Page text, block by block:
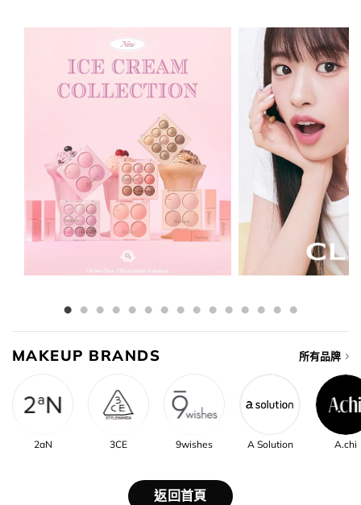
MAKEUP BRANDS 所有品牌
2aN 3CE 9wishes A Solution A.chi
返回首頁